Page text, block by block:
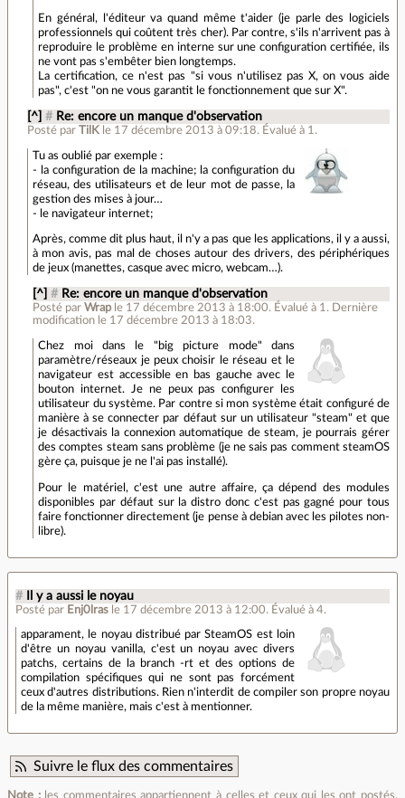
En général, l'éditeur va quand même t'aider (je parle des logiciels
professionnels qui coûtent très cher). Par contre, s'ils n'arrivent pas à
reproduire le problème en interne sur une configuration certifiée, ils
ne vont pas s'embêter bien longtemps.
La certification, ce n'est pas "si vous n'utilisez pas X, on vous aide
pas", c'est "on ne vous garantit le fonctionnement que sur X".
[^] # Re: encore un manque d'observation
Posté par TilK le 17 décembre 2013 à 09:18. Évalué à 1 .
Tu as oublié par exemple :
- la configuration de la machine; la configuration du
réseau, des utilisateurs et de leur mot de passe, la
gestion des mises à jour…
- le navigateur internet;
Après, comme dit plus haut, il n'y a pas que les applications, il y a aussi,
à mon avis, pas mal de choses autour des drivers, des périphériques
de jeux (manettes, casque avec micro, webcam…).
[^] # Re: encore un manque d'observation
Posté parWrap le 17 décembre 2013 à 18:00. Évalué à 1 . Dernière
modification le 17 décembre 2013 à 18:03.
Chez moi dans le "big picture mode" dans
paramètre/réseaux je peux choisir le réseau et le
navigateur est accessible en bas gauche avec le
bouton internet. Je ne peux pas configurer les
utilisateur du système. Par contre si mon système était configuré de
manière à se connecter par défaut sur un utilisateur "steam" et que
je désactivais la connexion automatique de steam, je pourrais gérer
des comptes steam sans problème (je ne sais pas comment steamOS
gère ça, puisque je ne l'ai pas installé).
Pour le matériel, c'est une autre affaire, ça dépend des modules
disponibles par défaut sur la distro donc c'est pas gagné pour tous
faire fonctionner directement (je pense à debian avec les pilotes non-
libre).
# Il y a aussi le noyau
Posté par Enj0lras le 17 décembre 2013 à 12:00. Évalué à 4.
apparament, le noyau distribué par SteamOS est loin
d'être un noyau vanilla, c'est un noyau avec divers
patchs, certains de la branch -rt et des options de
compilation spécifiques qui ne sont pas forcément
ceux d'autres distributions. Rien n'interdit de compiler son propre noyau
de la même manière, mais c'est à mentionner.
Suivre le flux des commentaires
Note :les commentaires appartiennent à celles et ceux qui les ont postés.